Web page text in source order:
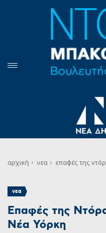
αρχική νεα επαφές της
νεα
Επαφές της
Νέα Υόρκη